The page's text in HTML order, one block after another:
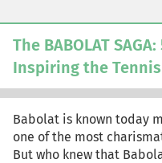
The BABOLAT
Inspiring the
Babolat is known today
one of the most
But who knew that